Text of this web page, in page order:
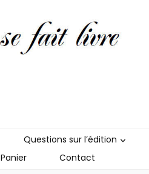
Questions sur l’édition
Panier Contact